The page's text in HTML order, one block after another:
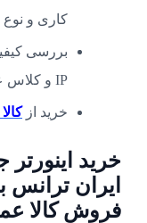
کاری و نوع
بررسی
IP و کلاس عایق
خرید از
ایران ترانس
فروش کالا